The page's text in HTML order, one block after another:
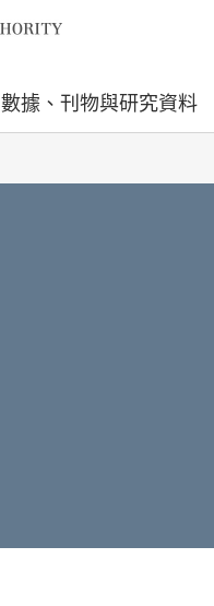
數據、刊物與研究資料